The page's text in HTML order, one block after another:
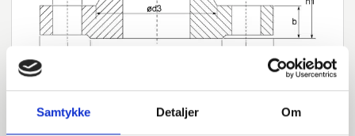
Samtykke Detaljer Om